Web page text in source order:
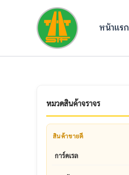
หน้าแรก
หมวดสินค้าจราจร
สินค้าขายดี
การ์ดเรล